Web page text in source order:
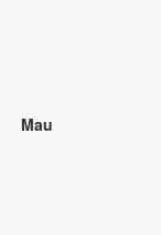
Mau